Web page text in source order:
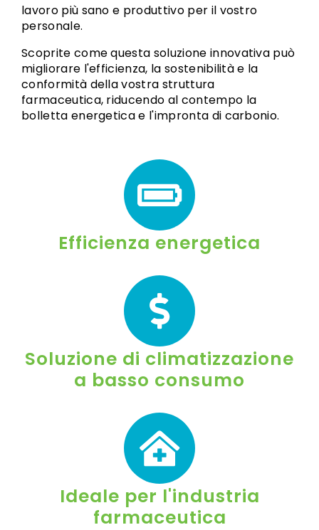
lavoro più sano e produttivo per il vostro
personale.
Scoprite come questa soluzione innovativa può
migliorare l'efficienza, la sostenibilità e la
conformità della vostra struttura
farmaceutica, riducendo al contempo la
bolletta energetica e l'impronta di carbonio.
Efficienza energetica
Soluzione di climatizzazione
a basso consumo
Ideale per l'industria
farmaceutica